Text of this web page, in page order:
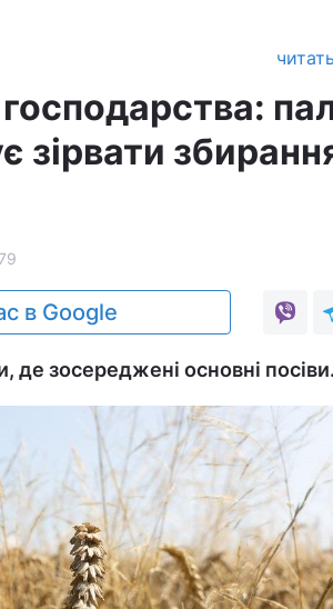
зірвати
в Google
де зосереджені основні посіви.